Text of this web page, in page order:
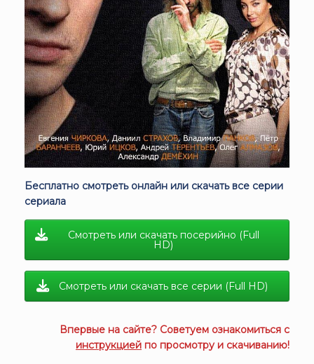
Бесплатно смотреть онлайн или скачать все серии
сериала
Смотреть или скачать посерийно (Full
HD)
Смотреть или скачать все серии (Full HD)
Впервые на сайте? Советуем ознакомиться с
инструкцией по просмотру и скачиванию!